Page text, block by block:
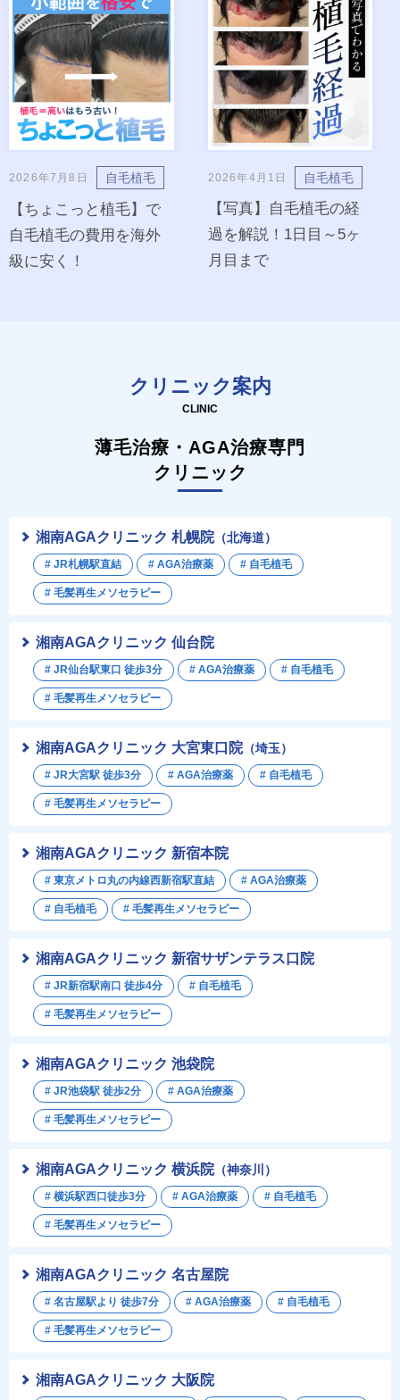
2026年7月8日 自毛植毛
【ちょこっと植毛】で
自毛植毛の費用を海外
級に安く！
2026年4月1日 自毛植毛
【写真】自毛植毛の経
過を解説！1日目～5ヶ
月目まで
クリニック案内
CLINIC
薄毛治療・AGA治療専門
クリニック
湘南AGAクリニック 新宿本院
# 東京メトロ丸の内線西新宿駅直結 # AGA治療薬
# 自毛植毛 # 毛髪再生メソセラピー
湘南AGAクリニック 新宿サザンテラス口院
# JR新宿駅南口 徒歩4分 # 自毛植毛
# 毛髪再生メソセラピー
湘南AGAクリニック 大阪院
湘南AGAクリニック 札幌院（北海道）
# JR札幌駅直結 # AGA治療薬 # 自毛植毛
# 毛髪再生メソセラピー
湘南AGAクリニック 横浜院（神奈川）
# 横浜駅西口徒歩3分 # AGA治療薬 # 自毛植毛
# 毛髪再生メソセラピー
湘南AGAクリニック 名古屋院
# 名古屋駅より 徒歩7分 # AGA治療薬 # 自毛植毛
# 毛髪再生メソセラピー
湘南AGAクリニック 仙台院
# JR仙台駅東口 徒歩3分 # AGA治療薬 # 自毛植毛
# 毛髪再生メソセラピー
湘南AGAクリニック 池袋院
# JR池袋駅 徒歩2分 # AGA治療薬
# 毛髪再生メソセラピー
湘南AGAクリニック 大宮東口院（埼玉）
# JR大宮駅 徒歩3分 # AGA治療薬 # 自毛植毛
# 毛髪再生メソセラピー